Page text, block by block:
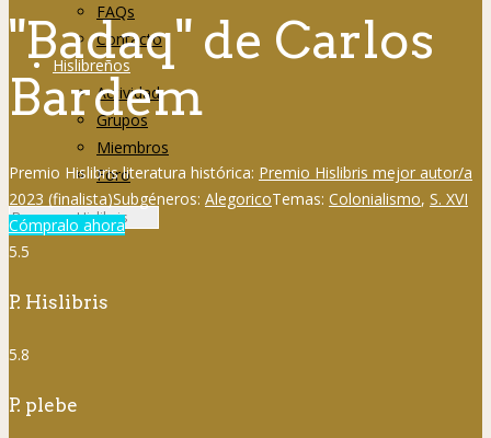
FAQs
Contacto
Hislibreños
Actividad
Grupos
Miembros
Foro
"Badaq" de Carlos
Bardem
Premio Hislibris literatura histórica: Premio Hislibris mejor autor/a
2023 (finalista)Subgéneros: AlegoricoTemas: Colonialismo, S. XVI
Cómpralo ahora
5.5
P. Hislibris
5.8
P. plebe